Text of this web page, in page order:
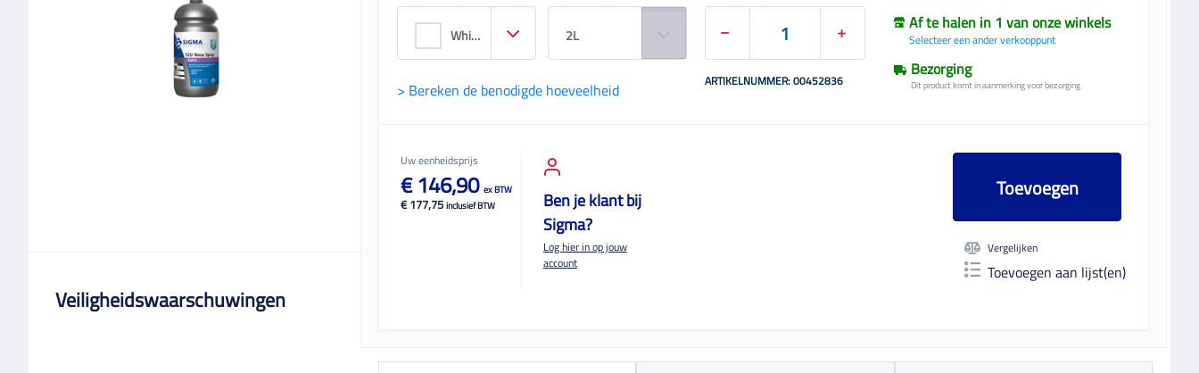
Veiligheidswaarschuwingen
White / Base Wn 2L
> Bereken de benodigde hoeveelheid ARTIKELNUMMER: 00452836
Af te halen in 1 van onze winkels
Selecteer een ander verkooppunt
Bezorging
Dit product komt in aanmerking voor bezorging
Uw eenheidsprijs
€ 177,75 inclusief BTW
€ 146,90 ex BTW
Ben je klant bij
Sigma?
Log hier in op jouw
account
Toevoegen
Vergelijken
Toevoegen aan lijst(en)